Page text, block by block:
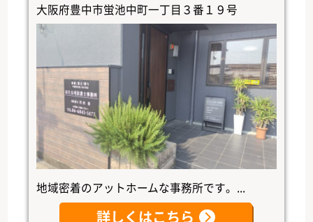
大阪府豊中市蛍池中町一丁目３番１９号
地域密着のアットホームな事務所です。...
詳しくはこちら